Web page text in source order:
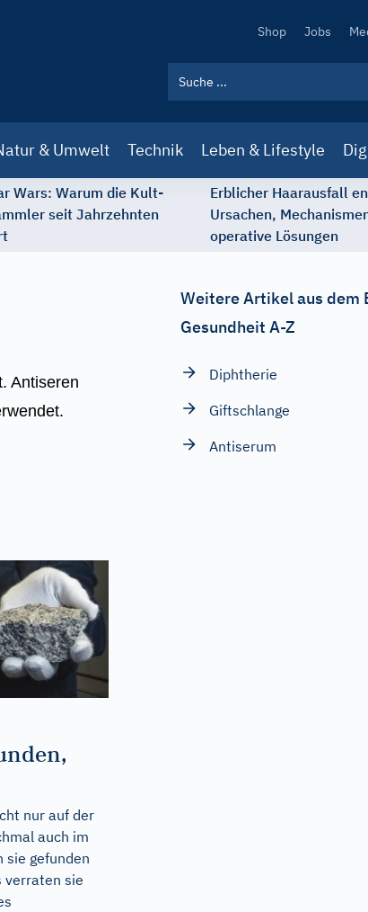
Secondary
Shop Jobs
& Umwelt Technik Leben & Lifestyle
Wars: Warum die Kult-
seit Jahrzehnten
Erblicher Haarausfall
Ursachen,
operative Lösungen
Antiseren
nur auf der
auch im
sie gefunden
verraten sie
Weitere Artikel aus dem
Gesundheit A-Z
Diphtherie
Giftschlange
Antiserum